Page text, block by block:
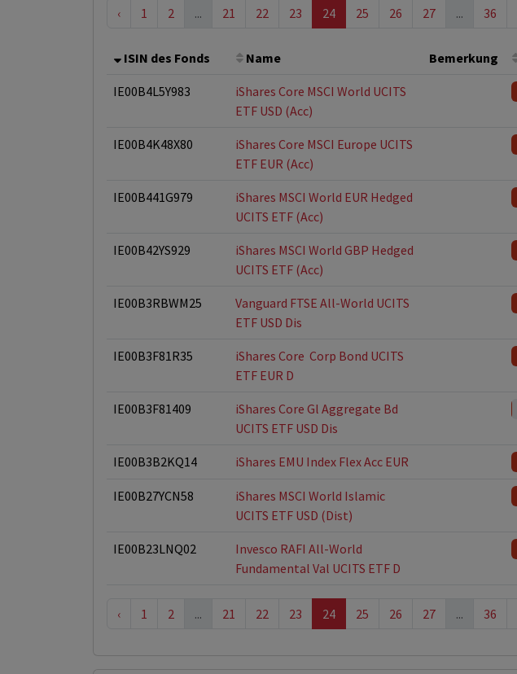
‹ 1 2 ... 21 22 23 24 25 26 27 ... 36
ISIN des Fonds Name Bemerkung
IE00B4L5Y983
iShares Core MSCI World UCITS
ETF USD (Acc)
IE00B4K48X80
iShares Core MSCI Europe UCITS
ETF EUR (Acc)
IE00B441G979
iShares MSCI World EUR Hedged
UCITS ETF (Acc)
IE00B42YS929
iShares MSCI World GBP Hedged
UCITS ETF (Acc)
IE00B3RBWM25
Vanguard FTSE All-World UCITS
ETF USD Dis
IE00B3F81R35
iShares Core  Corp Bond UCITS
ETF EUR D
IE00B3F81409
iShares Core Gl Aggregate Bd
UCITS ETF USD Dis
IE00B3B2KQ14 iShares EMU Index Flex Acc EUR
IE00B27YCN58
iShares MSCI World Islamic
UCITS ETF USD (Dist)
IE00B23LNQ02
Invesco RAFI All-World
Fundamental Val UCITS ETF D
‹ 1 2 ... 21 22 23 24 25 26 27 ... 36